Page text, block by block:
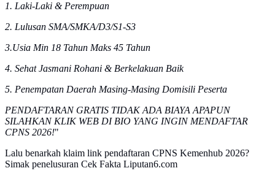
1. Laki-Laki & Perempuan
2. Lulusan SMA/SMKA/D3/S1-S3
3.Usia Min 18 Tahun Maks 45 Tahun
4. Sehat Jasmani Rohani & Berkelakuan Baik
5. Penempatan Daerah Masing-Masing Domisili Peserta
PENDAFTARAN GRATIS TIDAK ADA BIAYA APAPUN
SILAHKAN KLIK WEB DI BIO YANG INGIN MENDAFTAR
CPNS 2026!"
Lalu benarkah klaim link pendaftaran CPNS Kemenhub 2026?
Simak penelusuran Cek Fakta Liputan6.com